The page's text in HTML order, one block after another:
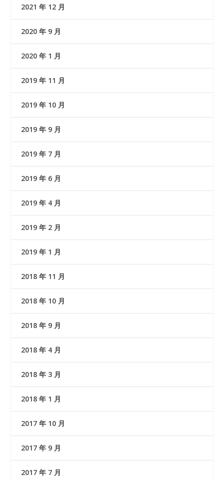
2021 年 12 月
2020 年 9 月
2020 年 1 月
2019 年 11 月
2019 年 10 月
2019 年 9 月
2019 年 7 月
2019 年 6 月
2019 年 4 月
2019 年 2 月
2019 年 1 月
2018 年 11 月
2018 年 10 月
2018 年 9 月
2018 年 4 月
2018 年 3 月
2018 年 1 月
2017 年 10 月
2017 年 9 月
2017 年 7 月